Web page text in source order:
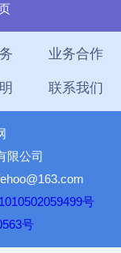
业务合作
联系我们
限公司
号
号